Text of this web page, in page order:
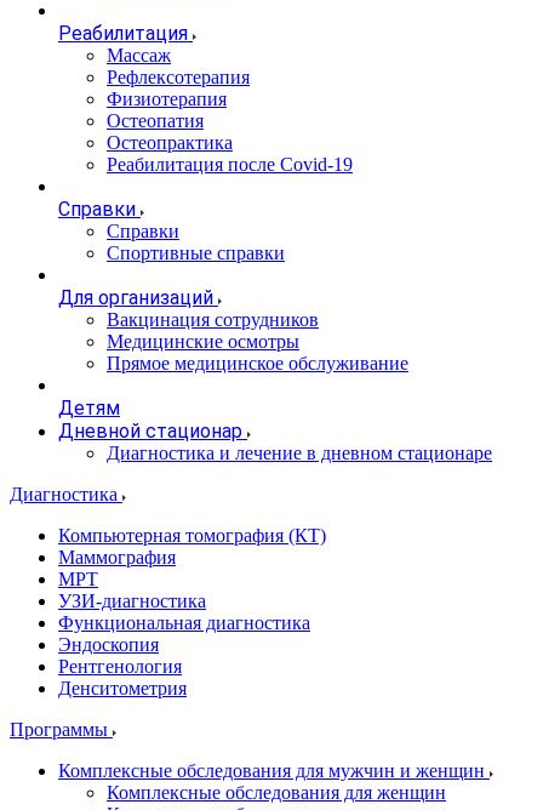
Реабилитация
Массаж
Рефлексотерапия
Физиотерапия
Остеопатия
Остеопрактика
Реабилитация после Covid-19
Справки
Справки
Спортивные справки
Для организаций
Вакцинация сотрудников
Медицинские осмотры
Прямое медицинское обслуживание
Детям
Дневной стационар
Диагностика и лечение в дневном стационаре
Диагностика
Компьютерная томография (КТ)
Маммография
МРТ
УЗИ-диагностика
Функциональная диагностика
Эндоскопия
Рентгенология
Денситометрия
Программы
Комплексные обследования для мужчин и женщин
Комплексные обследования для женщин